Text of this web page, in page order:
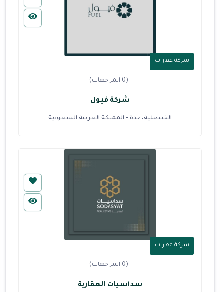
شركة عقارات
(0 المراجعات)
شركة فيول
الفيصلية، جدة - المملكة العربية السعودية
شركة عقارات
(0 المراجعات)
سداسيات العقارية